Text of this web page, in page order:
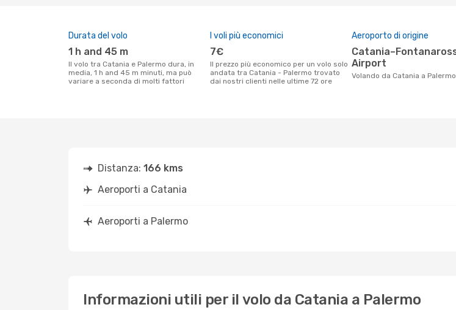
Durata del volo
1 h and 45 m
Il volo tra Catania e Palermo dura, in
media, 1 h and 45 m minuti, ma può
variare a seconda di molti fattori
I voli più economici
7€
Il prezzo più economico per un volo solo
andata tra Catania - Palermo trovato
dai nostri clienti nelle ultime 72 ore
Aeroporto di origine
Catania–Fontanarossa
Airport
Volando da Catania a Palermo
Distanza: 166 kms
Aeroporti a Catania
Aeroporti a Palermo
Informazioni utili per il volo da Catania a Palermo